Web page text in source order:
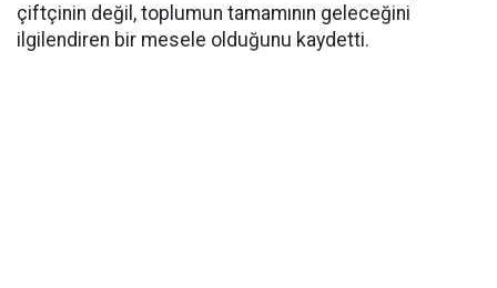
çiftçinin değil, toplumun tamamının geleceğini
ilgilendiren bir mesele olduğunu kaydetti.